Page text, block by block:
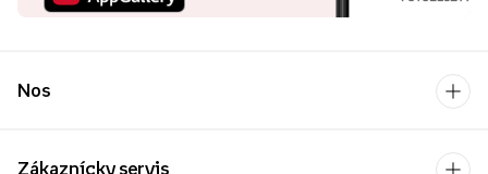
Nos
Zákaznícky servis